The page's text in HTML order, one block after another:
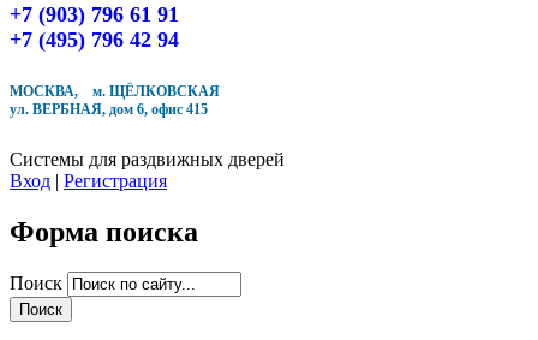
+7 (903) 796 61 91
+7 (495) 796 42 94
МОСКВА, м. ЩЁЛКОВСКАЯ
ул. ВЕРБНАЯ, дом 6, офис 415
Системы для раздвижных дверей
Вход | Регистрация
Форма поиска
Поиск
Кол-во товара